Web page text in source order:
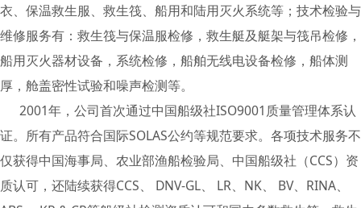
衣、保温救生服、救生筏、船用和陆用灭火系统等；技术检验与
维修服务有：救生筏与保温服检修，救生艇及艇架与筏吊检修，
船用灭火器材设备，系统检修，船舶无线电设备检修，船体测
厚，舱盖密性试验和噪声检测等。
2001年，公司首次通过中国船级社ISO9001质量管理体系认
证。所有产品符合国际SOLAS公约等规范要求。各项技术服务不
仅获得中国海事局、农业部渔船检验局、中国船级社（CCS）资
质认可，还陆续获得CCS、 DNV-GL、 LR、NK、 BV、RINA、